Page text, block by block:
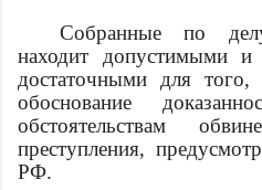
Собранные по
находит допустимыми и
достаточными для
обоснование
обстоятельствам
преступления,
РФ.